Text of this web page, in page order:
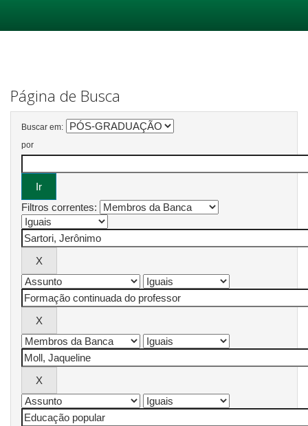
Página de Busca
Buscar em:
por
Filtros correntes: